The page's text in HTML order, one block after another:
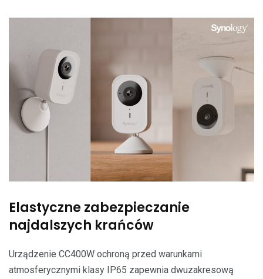
Elastyczne zabezpieczanie
najdalszych krańców
Urządzenie CC400W ochroną przed warunkami
atmosferycznymi klasy IP65 zapewnia dwuzakresową